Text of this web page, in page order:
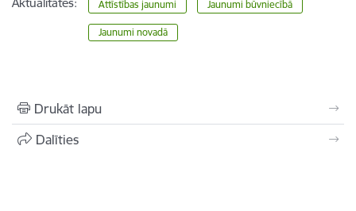
Attīstības jaunumi Jaunumi būvniecībā
Jaunumi novadā
Drukāt lapu
Dalīties